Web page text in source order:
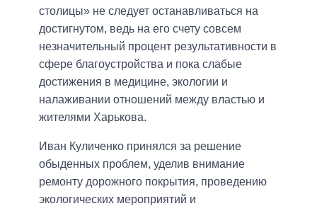
столицы» не следует останавливаться на
достигнутом, ведь на его счету совсем
незначительный процент результативности в
сфере благоустройства и пока слабые
достижения в медицине, экологии и
налаживании отношений между властью и
жителями Харькова.
Иван Куличенко принялся за решение
обыденных проблем, уделив внимание
ремонту дорожного покрытия, проведению
экологических мероприятий и